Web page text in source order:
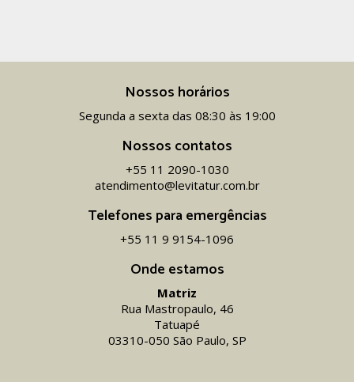
Onde estamos
Matriz
Rua Mastropaulo, 46
Tatuapé
03310-050 São Paulo, SP
Nossos horários
Segunda a sexta das 08:30 às 19:00
Nossos contatos
+55 11 2090-1030
atendimento@levitatur.com.br
Telefones para emergências
+55 11 9 9154-1096‬